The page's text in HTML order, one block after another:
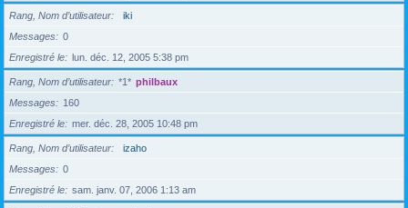
Rang, Nom d’utilisateur
iki
Messages
0
Enregistré le
lun. déc. 12, 2005 5:38 pm
Rang, Nom d’utilisateur *1* philbaux
Messages
160
Enregistré le
mer. déc. 28, 2005 10:48 pm
Rang, Nom d’utilisateur
izaho
Messages
0
Enregistré le
sam. janv. 07, 2006 1:13 am